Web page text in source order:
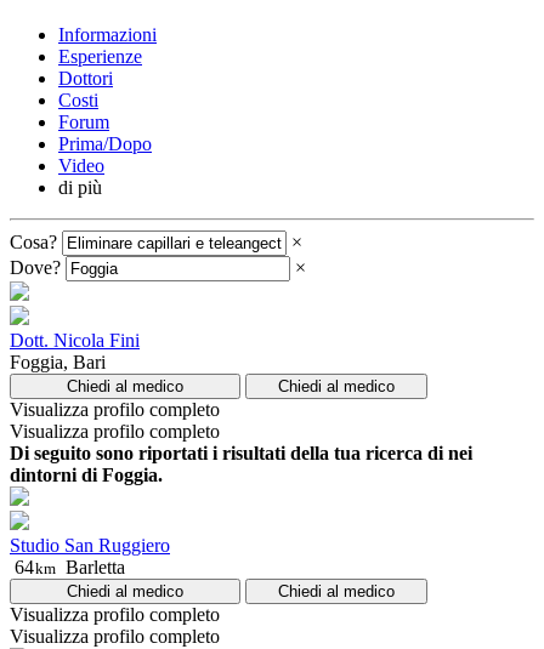
Informazioni
Esperienze
Dottori
Costi
Forum
Prima/Dopo
Video
di più
Cosa?
×
Dove?
×
Dott. Nicola Fini
Foggia, Bari
Chiedi al medico Chiedi al medico
Visualizza profilo completo
Visualizza profilo completo
Di seguito sono riportati i risultati della tua ricerca di nei
dintorni di Foggia.
Studio San Ruggiero
64km Barletta
Chiedi al medico Chiedi al medico
Visualizza profilo completo
Visualizza profilo completo